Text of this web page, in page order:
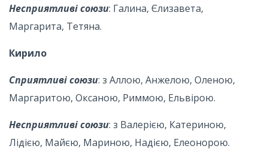
Несприятливі союзи: Галина, Єлизавета,
Маргарита, Тетяна.
Кирило
Сприятливі союзи: з Аллою, Анжелою, Оленою,
Маргаритою, Оксаною, Риммою, Ельвірою.
Несприятливі союзи: з Валерією, Катериною,
Лідією, Майєю, Мариною, Надією, Елеонорою.